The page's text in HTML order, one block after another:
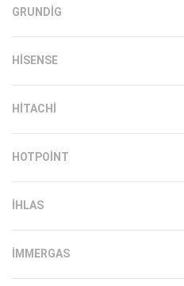
GRUNDIG
HISENSE
HITACHI
HOTPOINT
IHLAS
İMMERGAS